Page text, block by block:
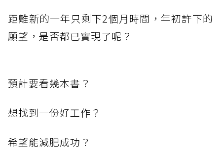
距離新的一年只剩下2個月時間，年初許下的
願望，是否都已實現了呢？
預計要看幾本書？
想找到一份好工作？
希望能減肥成功？